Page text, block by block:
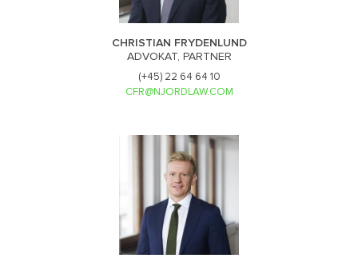
CHRISTIAN FRYDENLUND
ADVOKAT, PARTNER
(+45) 22 64 64 10
CFR@NJORDLAW.COM